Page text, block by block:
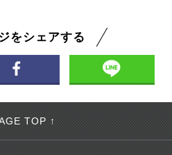
をシェアする
TOP ↑